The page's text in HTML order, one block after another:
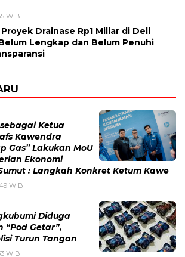
WIB
Drainase Rp1 Miliar di Deli
Lengkap dan Belum Penuhi
Ketua
Kawendra
Gas” Lakukan MoU
Ekonomi
: Langkah Konkret Ketum Kawe
WIB
Diduga
“Pod Getar”,
Turun Tangan
WIB